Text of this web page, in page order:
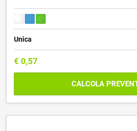
Unica
€ 0,57
CALCOLA